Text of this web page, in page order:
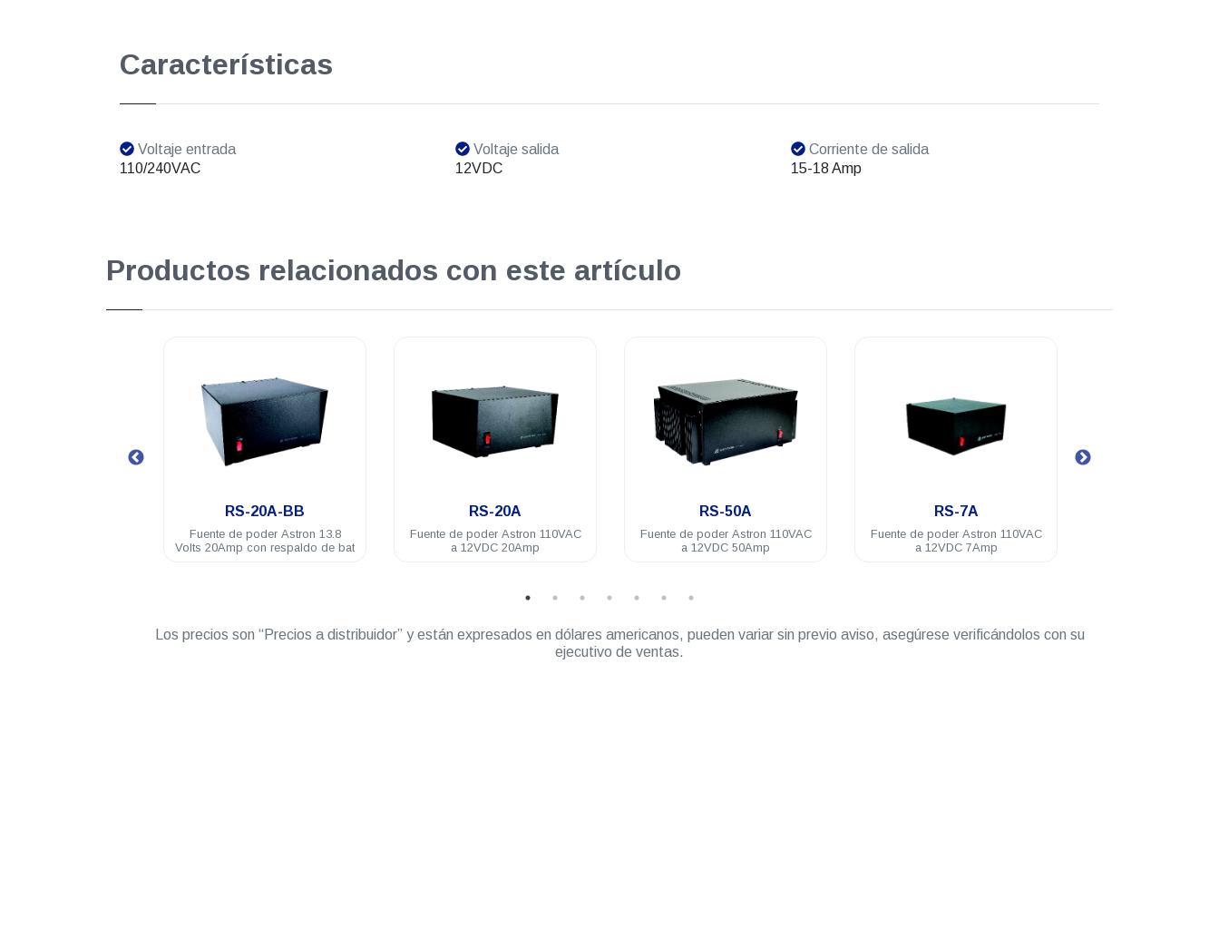
Características
Voltaje entrada
110/240VAC
Voltaje salida
12VDC
Corriente de salida
15-18 Amp
Productos relacionados con este artículo
RS-20A
Fuente de poder Astron 110VAC
a 12VDC 20Amp
RS-50A
Fuente de poder Astron 110VAC
a 12VDC 50Amp
RS-7A
Fuente de poder Astron 110VAC
a 12VDC 7Amp
SL-11R-RA
Fuente de poder Astron 110VAC
a 12VDC 11Amp con gabinete
Los precios son “Precios a distribuidor” y están expresados en dólares americanos, pueden variar sin previo aviso, asegúrese verificándolos con su
ejecutivo de ventas.